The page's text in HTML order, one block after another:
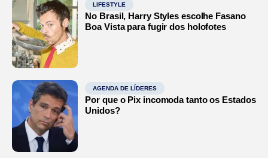
LIFESTYLE
No Brasil, Harry Styles escolhe Fasano
Boa Vista para fugir dos holofotes
AGENDA DE LÍDERES
Por que o Pix incomoda tanto os Estados
Unidos?